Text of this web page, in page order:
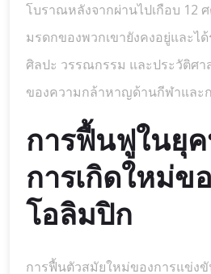
โบราณหลังจากผ่านไปเกือบ 12
มรดกของพวกเขายังคงอยู่และไ
ศิลปะ วรรณกรรม และประวัติศ
ของความกล้าหาญด้านกีฬาและ
การฟื้นฟูในยุ
การเกิดใหม่ข
โอลิมปิก
การฟื้นตัวสมัยใหม่ของการแข่ง